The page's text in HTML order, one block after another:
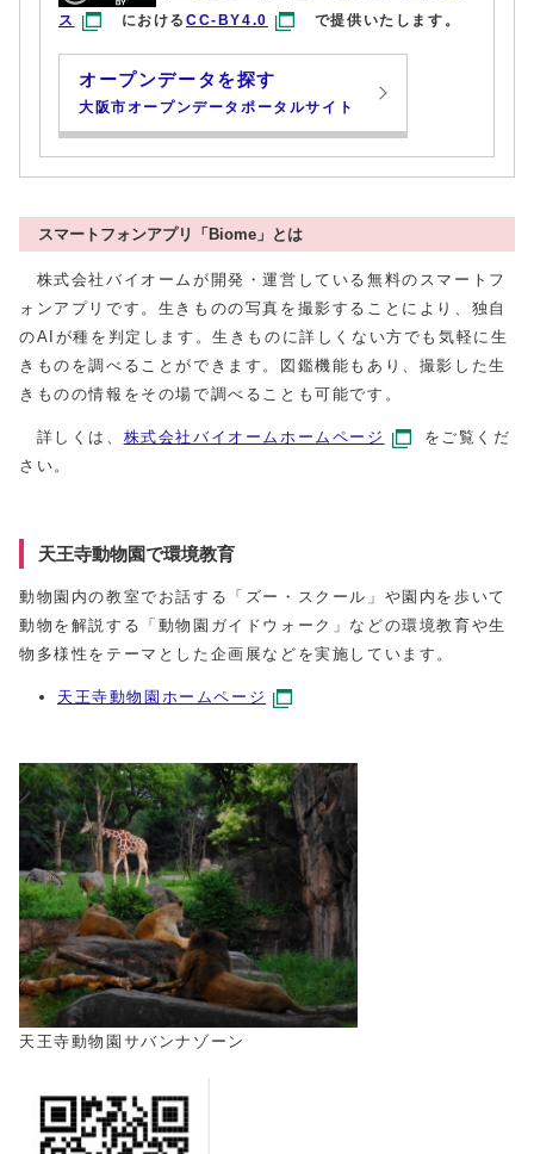
ス
におけるCC-BY4.0 で提供いたします。
オープンデータを探す
大阪市オープンデータポータルサイト
スマートフォンアプリ「Biome」とは
株式会社バイオームが開発・運営している無料のスマートフ
ォンアプリです。生きものの写真を撮影することにより、独自
のAIが種を判定します。生きものに詳しくない方でも気軽に生
きものを調べることができます。図鑑機能もあり、撮影した生
きものの情報をその場で調べることも可能です。
詳しくは、 株式会社バイオームホームページ
をご覧くだ
さい。
天王寺動物園で環境教育
動物園内の教室でお話する「ズー・スクール」や園内を歩いて
動物を解説する「動物園ガイドウォーク」などの環境教育や生
物多様性をテーマとした企画展などを実施しています。
天王寺動物園ホームページ
天王寺動物園サバンナゾーン